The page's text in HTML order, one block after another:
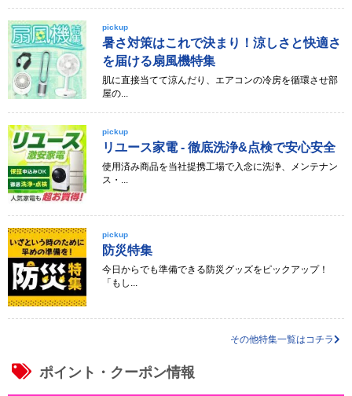
pickup
暑さ対策はこれで決まり！涼しさと快適さ
を届ける扇風機特集
肌に直接当てて涼んだり、エアコンの冷房を循環させ部
屋の...
pickup
リユース家電 - 徹底洗浄&点検で安心安全
使用済み商品を当社提携工場で入念に洗浄、メンテナン
ス・...
pickup
防災特集
今日からでも準備できる防災グッズをピックアップ！
「もし...
その他特集一覧はコチラ
ポイント・クーポン情報